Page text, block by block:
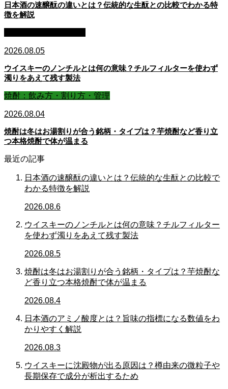
日本酒の速醸酛の違いとは？伝統的な生酛との比較でわかる特
徴を解説
2026.08.05
ウイスキーのノンチルとは何の意味？チルフィルターを使わず
濁りをあえて残す製法
焼酎：飲み方・割り方・管理
2026.08.04
焼酎は冬はお湯割りが合う銘柄・タイプは？芋焼酎など香り立
つ本格焼酎で体が温まる
最近の記事
日本酒の速醸酛の違いとは？伝統的な生酛との比較で
わかる特徴を解説
2026.08.6
ウイスキーのノンチルとは何の意味？チルフィルター
を使わず濁りをあえて残す製法
2026.08.5
焼酎は冬はお湯割りが合う銘柄・タイプは？芋焼酎な
ど香り立つ本格焼酎で体が温まる
2026.08.4
日本酒のアミノ酸度とは？旨味の指標になる数値をわ
かりやすく解説
2026.08.3
ウイスキーに沈殿物が出る原因は？樽由来の微粒子や
長期保存で成分が析出するため